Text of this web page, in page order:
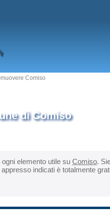
Comiso
di Comiso
elemento utile su Comiso.
indicati è totalmente